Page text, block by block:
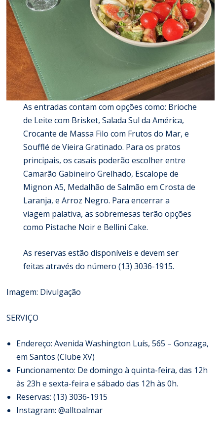
As entradas contam com opções como: Brioche
de Leite com Brisket, Salada Sul da América,
Crocante de Massa Filo com Frutos do Mar, e
Soufflé de Vieira Gratinado. Para os pratos
principais, os casais poderão escolher entre
Camarão Gabineiro Grelhado, Escalope de
Mignon A5, Medalhão de Salmão em Crosta de
Laranja, e Arroz Negro. Para encerrar a
viagem palativa, as sobremesas terão opções
como Pistache Noir e Bellini Cake.
As reservas estão disponíveis e devem ser
feitas através do número (13) 3036-1915.
Imagem: Divulgação
SERVIÇO
Endereço: Avenida Washington Luís, 565 – Gonzaga,
em Santos (Clube XV)
Funcionamento: De domingo à quinta-feira, das 12h
às 23h e sexta-feira e sábado das 12h às 0h.
Reservas: (13) 3036-1915
Instagram: @alltoalmar